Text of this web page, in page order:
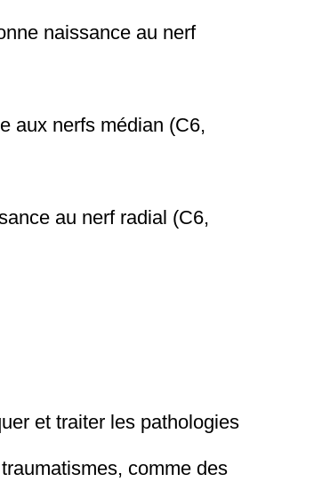
naissance au nerf
aux nerfs médian (C6,
au nerf radial (C6,
et traiter les pathologies
comme des